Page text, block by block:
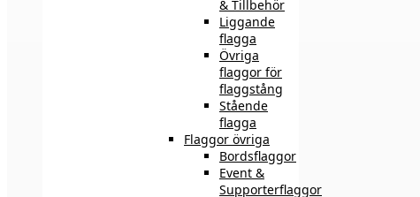
& Tillbehör
Liggande
flagga
Övriga
flaggor för
flaggstång
Stående
flagga
Flaggor övriga
Bordsflaggor
Event &
Supporterflaggor